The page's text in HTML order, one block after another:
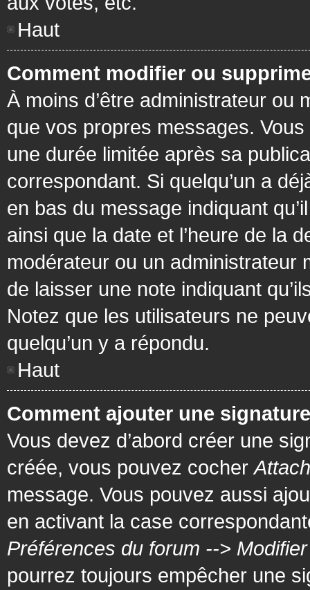
Haut
Comment modifier ou
À moins d’être administrateur ou
que vos propres messages.
une durée limitée après sa
correspondant. Si quelqu’un a
en bas du message indiquant
ainsi que la date et l’heure de la
modérateur ou un administrateur
de laisser une note indiquant
Notez que les utilisateurs ne
quelqu’un y a répondu.
Haut
Comment ajouter une
Vous devez d’abord créer une
créée, vous pouvez cocher
message. Vous pouvez aussi
en activant la case
Préférences du forum -->
pourrez toujours empêcher une